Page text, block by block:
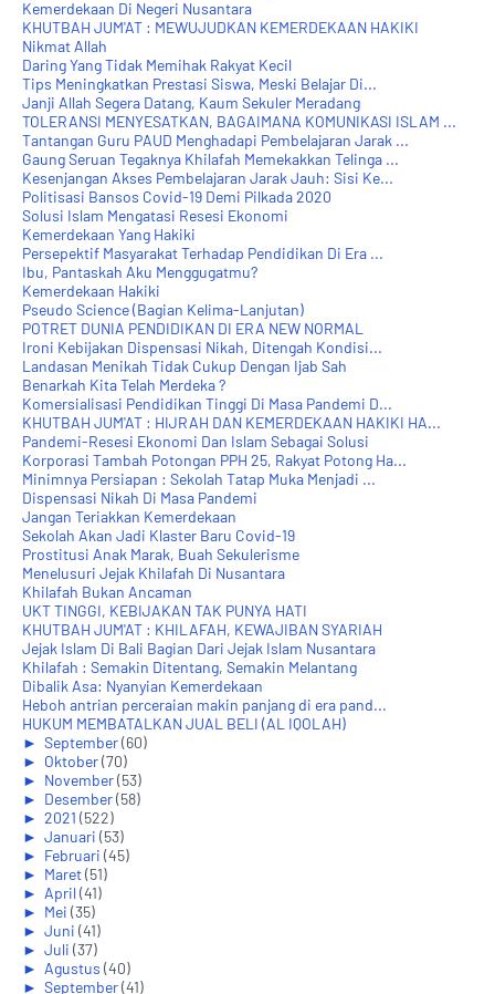
Kemerdekaan Di Negeri Nusantara
KHUTBAH JUM'AT : MEWUJUDKAN KEMERDEKAAN HAKIKI
Nikmat Allah
Daring Yang Tidak Memihak Rakyat Kecil
Tips Meningkatkan Prestasi Siswa, Meski Belajar Di...
Janji Allah Segera Datang, Kaum Sekuler Meradang
TOLERANSI MENYESATKAN, BAGAIMANA KOMUNIKASI ISLAM ...
Tantangan Guru PAUD Menghadapi Pembelajaran Jarak ...
Gaung Seruan Tegaknya Khilafah Memekakkan Telinga ...
Kesenjangan Akses Pembelajaran Jarak Jauh: Sisi Ke...
Politisasi Bansos Covid-19 Demi Pilkada 2020
Solusi Islam Mengatasi Resesi Ekonomi
Kemerdekaan Yang Hakiki
Persepektif Masyarakat Terhadap Pendidikan Di Era ...
Ibu, Pantaskah Aku Menggugatmu?
Kemerdekaan Hakiki
Pseudo Science (Bagian Kelima-Lanjutan)
POTRET DUNIA PENDIDIKAN DI ERA NEW NORMAL
Ironi Kebijakan Dispensasi Nikah, Ditengah Kondisi...
Landasan Menikah Tidak Cukup Dengan Ijab Sah
Benarkah Kita Telah Merdeka ?
Komersialisasi Pendidikan Tinggi Di Masa Pandemi D...
KHUTBAH JUM'AT : HIJRAH DAN KEMERDEKAAN HAKIKI HA...
Pandemi-Resesi Ekonomi Dan Islam Sebagai Solusi
Korporasi Tambah Potongan PPH 25, Rakyat Potong Ha...
Minimnya Persiapan : Sekolah Tatap Muka Menjadi ...
Dispensasi Nikah Di Masa Pandemi
Jangan Teriakkan Kemerdekaan
Sekolah Akan Jadi Klaster Baru Covid-19
Prostitusi Anak Marak, Buah Sekulerisme
Menelusuri Jejak Khilafah Di Nusantara
Khilafah Bukan Ancaman
UKT TINGGI, KEBIJAKAN TAK PUNYA HATI
KHUTBAH JUM'AT : KHILAFAH, KEWAJIBAN SYARIAH
Jejak Islam Di Bali Bagian Dari Jejak Islam Nusantara
Khilafah : Semakin Ditentang, Semakin Melantang
Dibalik Asa: Nyanyian Kemerdekaan
Heboh antrian perceraian makin panjang di era pand...
HUKUM MEMBATALKAN JUAL BELI (AL IQOLAH)
► September(60)
► Oktober(70)
► November(53)
► Desember(58)
► 2021 (522)
► Januari (53)
► Februari (45)
► Maret(51)
► April(41)
► Mei (35)
► Juni (41)
► Juli (37)
► Agustus (40)
► September(41)